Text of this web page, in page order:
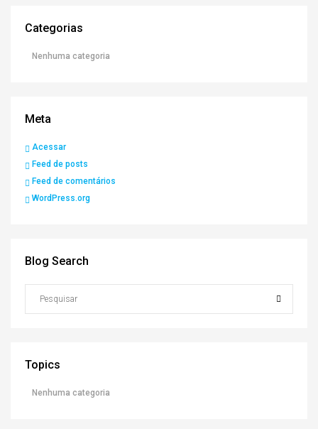
Categorias
Nenhuma categoria
Meta
Acessar
Feed de posts
Feed de comentários
WordPress.org
Blog Search
Topics
Nenhuma categoria